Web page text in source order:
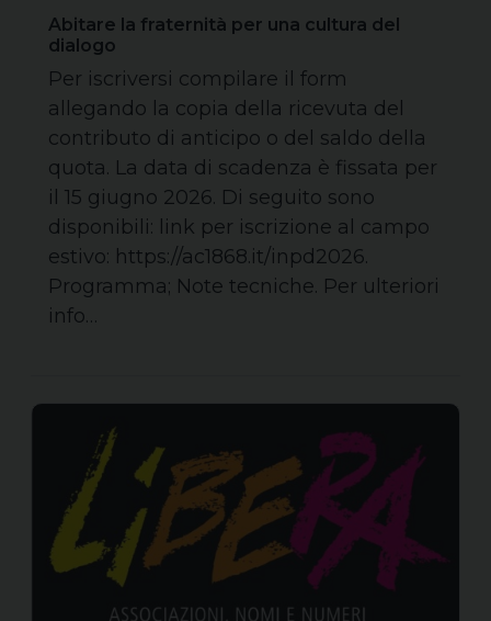
Abitare la fraternità per una cultura del
dialogo
Per iscriversi compilare il form
allegando la copia della ricevuta del
contributo di anticipo o del saldo della
quota. La data di scadenza è fissata per
il 15 giugno 2026. Di seguito sono
disponibili: link per iscrizione al campo
estivo: https://ac1868.it/inpd2026.
Programma; Note tecniche. Per ulteriori
info…